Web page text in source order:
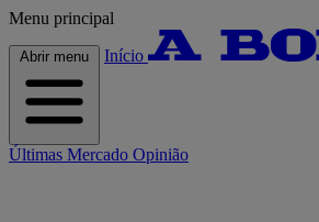
Menu principal
Abrir menu Início
Últimas Mercado Opinião